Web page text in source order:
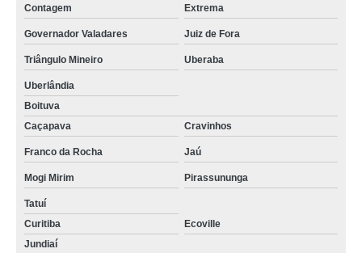
Contagem Extrema
Governador Valadares Juiz de Fora
Triângulo Mineiro Uberaba
Uberlândia
Boituva
Caçapava
Cravinhos
Franco da Rocha Jaú
Mogi Mirim Pirassununga
Tatuí
Curitiba
Ecoville
Jundiaí